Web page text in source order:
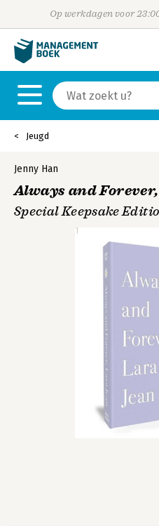
Op werkdagen voor
Jeugd
Jenny Han
Always and
Special Keepsake